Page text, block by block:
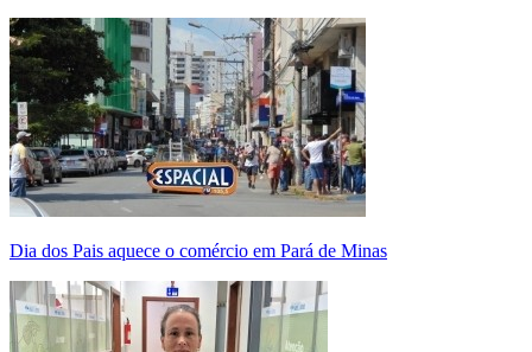
Dia dos Pais aquece o comércio em Pará de Minas